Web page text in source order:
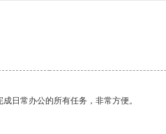
日常办公的所有任务，非常方便。